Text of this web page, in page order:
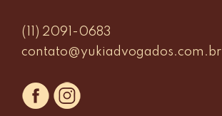
(11) 2091-0683
contato@yukiadvogados.com.br